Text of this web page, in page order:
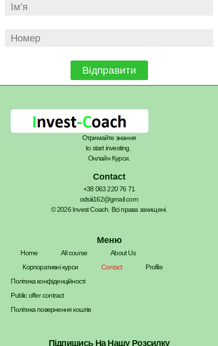
Відправити
Отримайте знання
to start investing.
Онлайн Курси.
Contact
+38 063 220 76 71
odsiii162@gmail.com
© 2026 Invest Coach. Всі права захищені.
Меню
Home All course
About Us
Корпоративні курси
Contact
Profile
Політика конфіденційності
Public offer contract
Політика повернення коштів
Підпишись На Нашу Розсилку